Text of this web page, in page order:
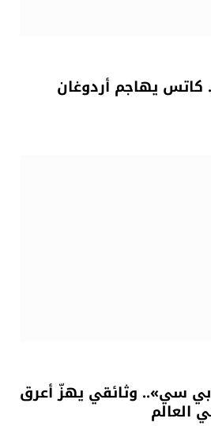
كاتس يهاجم أردوغان
سي».. وثائقي يهزّ أعرق
العالم